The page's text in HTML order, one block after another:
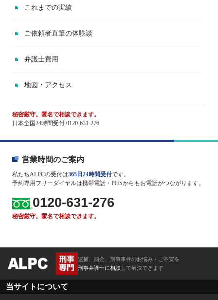
これまでの実績
ご依頼者直筆の体験談
弁護士費用
地図・アクセス
秘密厳守。匿名で相談できます。
日本全国24時間受付 0120-631-276
営業時間のご案内
私たちALPCの受付は365日24時間受付です。
予約専用フリーダイヤルは携帯電話・PHSからもお電話がつながります。
0120-631-276
秘密厳守。匿名で相談できます。
逮捕、罰金、刑事事件のお悩み・ご不安を
刑事弁護士に相談して解決できます
当サイトについて